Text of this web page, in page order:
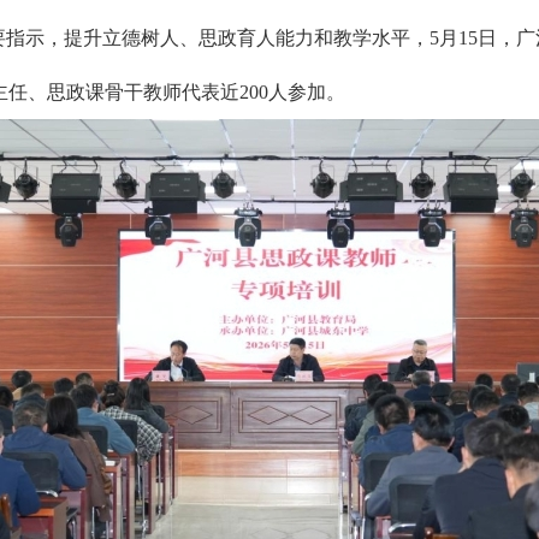
示，提升立德树人、思政育人能力和教学水平，5月15日，
、思政课骨干教师代表近200人参加。